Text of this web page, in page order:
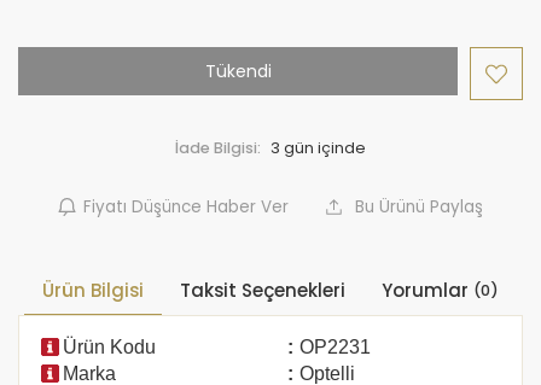
Tükendi
İade Bilgisi:
Fiyatı Düşünce Haber Ver Bu Ürünü Paylaş
Ürün Bilgisi Taksit Seçenekleri Yorumlar (0)
Ürün Kodu : OP2231
Marka
: Optelli